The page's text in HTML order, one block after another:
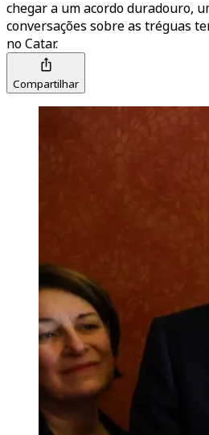
chegar a um acordo duradouro,
conversações sobre as tréguas
no Catar.
Compartilhar